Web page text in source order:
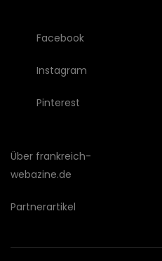
Facebook
Instagram
Pinterest
Über frankreich-
webazine.de
Partnerartikel